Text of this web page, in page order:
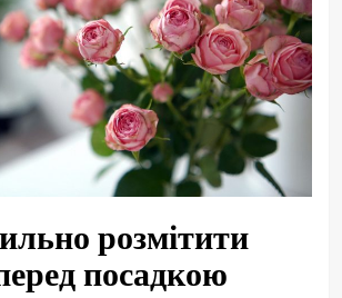
розмітити
посадкою